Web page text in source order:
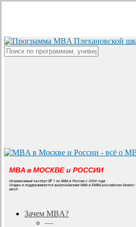
content
MBA в МОСКВЕ и РОССИИ
Независимый эксперт № 1 по MBA в России с 2004 года
Создан и поддерживается выпускниками MBA и EMBA российских бизнес-
школ
search
Menu
Зачем MBA?
—